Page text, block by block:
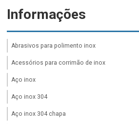
Informações
Abrasivos para polimento inox
Acessórios para corrimão de inox
Aço inox
Aço inox 304
Aço inox 304 chapa